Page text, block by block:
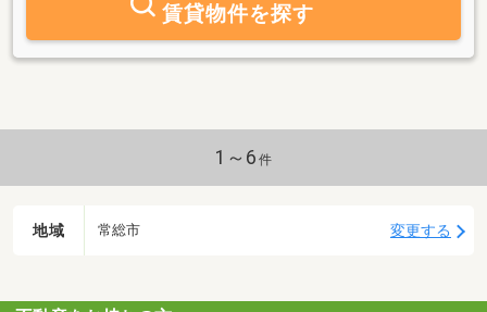
賃貸物件を探す
1～6 件
地域 常総市 変更する